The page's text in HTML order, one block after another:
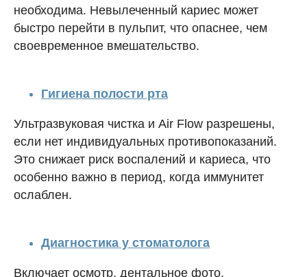
необходима. Невылеченный кариес может
быстро перейти в пульпит, что опаснее, чем
своевременное вмешательство.
Гигиена полости рта
Ультразвуковая чистка и Air Flow разрешены,
если нет индивидуальных противопоказаний.
Это снижает риск воспалений и кариеса, что
особенно важно в период, когда иммунитет
ослаблен.
Диагностика у стоматолога
Включает осмотр, дентальное фото,